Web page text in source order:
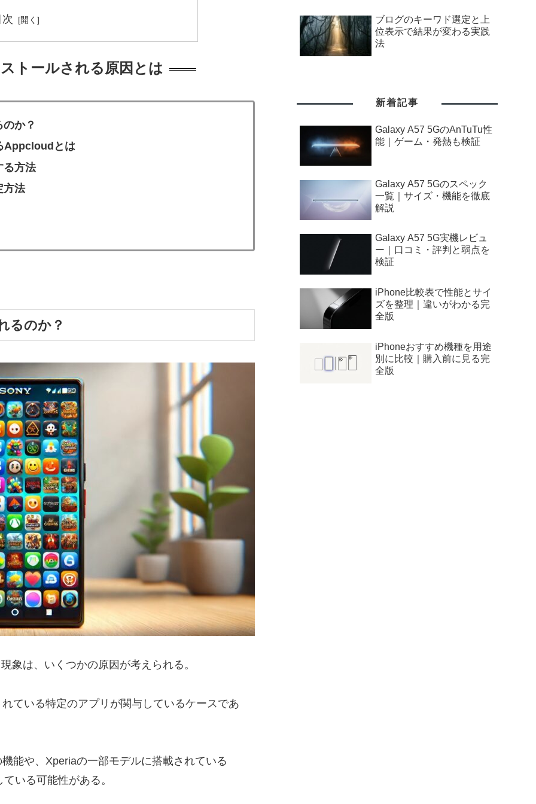
トールされる原因とは
か？
Appcloudとは
る方法
方法
るのか？
象は、いくつかの原因が考えられる。
ている特定のアプリが関与しているケースであ
能や、Xperiaの一部モデルに搭載されている
いる可能性がある。
ブログのキーワド選定と上
位表示で結果が変わる実践
法
新着記事
Galaxy A57 5GのAnTuTu性
能｜ゲーム・発熱も検証
Galaxy A57 5Gのスペック
一覧｜サイズ・機能を徹底
解説
Galaxy A57 5G実機レビュ
ー｜口コミ・評判と弱点を
検証
iPhone比較表で性能とサイ
ズを整理｜違いがわかる完
全版
iPhoneおすすめ機種を用途
別に比較｜購入前に見る完
全版